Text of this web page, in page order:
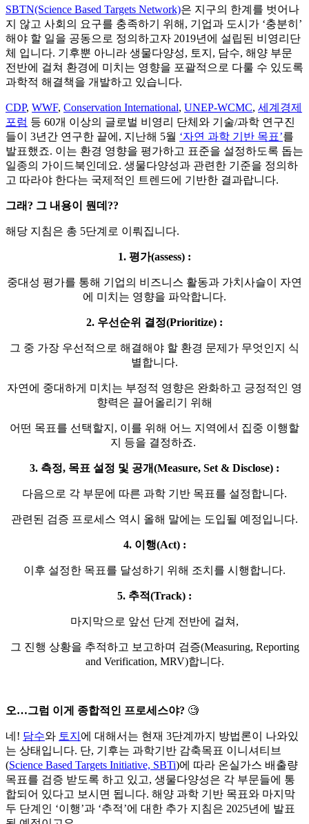
SBTN(Science Based Targets Network)은 지구의 한계를 벗어나
지 않고 사회의 요구를 충족하기 위해, 기업과 도시가 ‘충분히’
해야 할 일을 공동으로 정의하고자 2019년에 설립된 비영리단
체 입니다. 기후뿐 아니라 생물다양성, 토지, 담수, 해양 부문
전반에 걸쳐 환경에 미치는 영향을 포괄적으로 다룰 수 있도록
과학적 해결책을 개발하고 있습니다.
CDP, WWF, Conservation International, UNEP-WCMC, 세계경제
포럼 등 60개 이상의 글로벌 비영리 단체와 기술/과학 연구진
들이 3년간 연구한 끝에, 지난해 5월 ‘자연 과학 기반 목표’를
발표했죠. 이는 환경 영향을 평가하고 표준을 설정하도록 돕는
일종의 가이드북인데요. 생물다양성과 관련한 기준을 정의하
고 따라야 한다는 국제적인 트렌드에 기반한 결과랍니다.
그래? 그 내용이 뭔데??
해당 지침은 총 5단계로 이뤄집니다.
1. 평가(assess) :
중대성 평가를 통해 기업의 비즈니스 활동과 가치사슬이 자연
에 미치는 영향을 파악합니다.
2. 우선순위 결정(Prioritize) :
그 중 가장 우선적으로 해결해야 할 환경 문제가 무엇인지 식
별합니다.
자연에 중대하게 미치는 부정적 영향은 완화하고 긍정적인 영
향력은 끌어올리기 위해
어떤 목표를 선택할지, 이를 위해 어느 지역에서 집중 이행할
지 등을 결정하죠.
3. 측정, 목표 설정 및 공개(Measure, Set & Disclose) :
다음으로 각 부문에 따른 과학 기반 목표를 설정합니다.
관련된 검증 프로세스 역시 올해 말에는 도입될 예정입니다.
4. 이행(Act) :
이후 설정한 목표를 달성하기 위해 조치를 시행합니다.
5. 추적(Track) :
마지막으로 앞선 단계 전반에 걸쳐,
그 진행 상황을 추적하고 보고하며 검증(Measuring, Reporting
and Verification, MRV)합니다.
오…그럼 이게 종합적인 프로세스야? 🧐
네! 담수와 토지 에 대해서는 현재 3단계까지 방법론이 나와있
는 상태입니다. 단, 기후는 과학기반 감축목표 이니셔티브
(Science Based Targets Initiative, SBTi)에 따라 온실가스 배출량
목표를 검증 받도록 하고 있고, 생물다양성은 각 부문들에 통
합되어 있다고 보시면 됩니다. 해양 과학 기반 목표와 마지막
두 단계인 ‘이행’과 ‘추적’에 대한 추가 지침은 2025년에 발표